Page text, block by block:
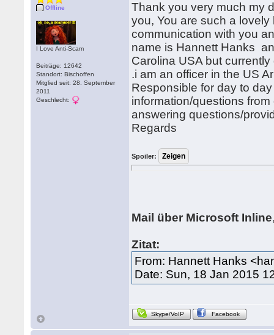
Offline
I Love Anti-Scam
Beiträge: 12642
Standort: Bischoffen
Mitglied seit: 28. September
2011
Geschlecht:
Thank you very much my
you, You are such a
communication with you
name is Hannett Hanks
Carolina USA but
.i am an officer in the US
Responsible for day to
information/questions
answering questions/
Regards
Spoiler:
Mail über Microsoft Inline
Zitat:
From: Hannett Hanks
Date: Sun, 18 Jan 2015
Skype/VoIP Facebook